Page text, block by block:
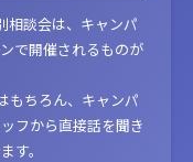
相談会は、キャンパ
で開催されるものが
もちろん、キャンパ
フから直接話を聞き
す。